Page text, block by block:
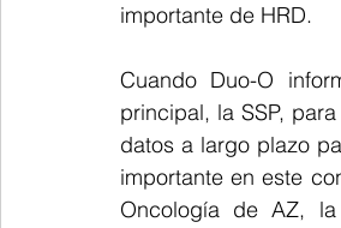
importante de HRD.
Cuando Duo-O
principal, la SSP,
datos a largo plazo
importante en este
Oncología de AZ,